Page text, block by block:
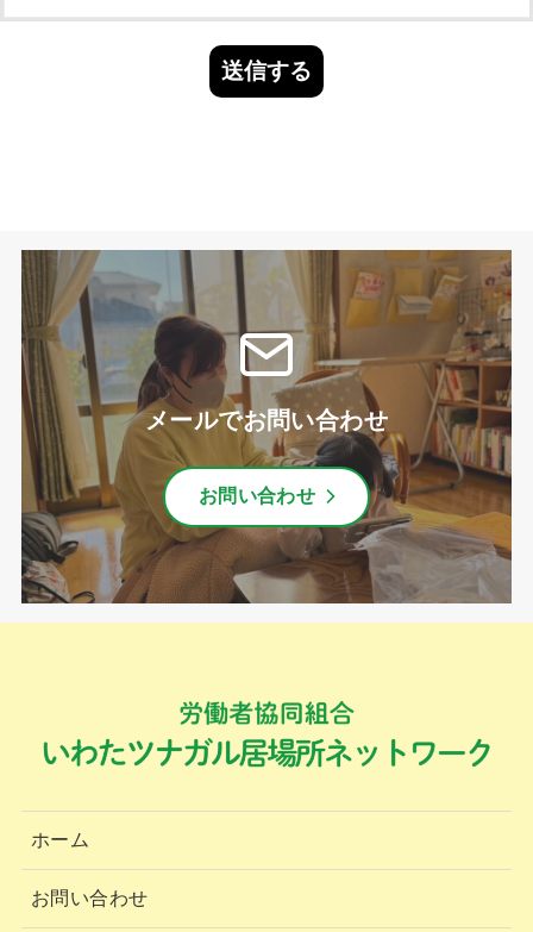
メールでお問い合わせ
お問い合わせ
ホーム
お問い合わせ